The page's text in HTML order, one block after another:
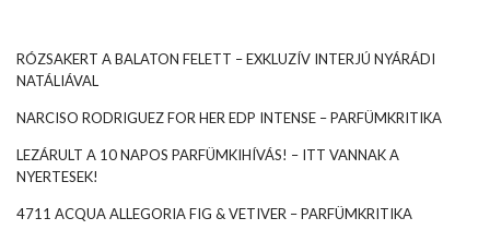
RÓZSAKERT A BALATON FELETT – EXKLUZÍV INTERJÚ NYÁRÁDI
NATÁLIÁVAL
NARCISO RODRIGUEZ FOR HER EDP INTENSE – PARFÜMKRITIKA
LEZÁRULT A 10 NAPOS PARFÜMKIHÍVÁS! – ITT VANNAK A
NYERTESEK!
4711 ACQUA ALLEGORIA FIG & VETIVER – PARFÜMKRITIKA